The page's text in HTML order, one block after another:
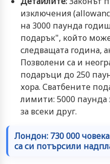
изключения
на 3000 паунда
подарък", който
следващата година,
Позволени са и
подаръци до 250
хора. Сватбените
лимити: 5000 паунда
за всеки друг.
Лондон: 730 000
са си потърсили